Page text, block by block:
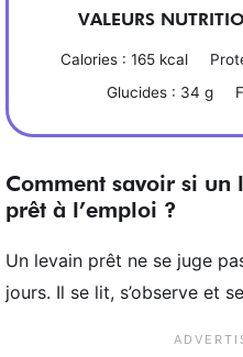
VALEURS
Calories :165 kcal
Glucides : 34 g
Comment savoir si un
prêt à l’emploi ?
Un levain prêt ne se juge
jours. Il se lit, s’observe et